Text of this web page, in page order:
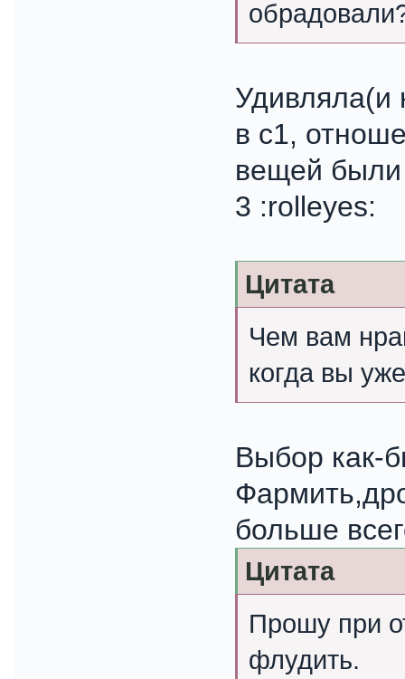
Удивляла(и
в с1,
вещей были
3 :rolleyes:
Цитата
Чем вам
когда вы
Выбор как-
больше
Цитата
Прошу при
флудить.